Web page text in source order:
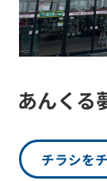
あんくる
チラシを